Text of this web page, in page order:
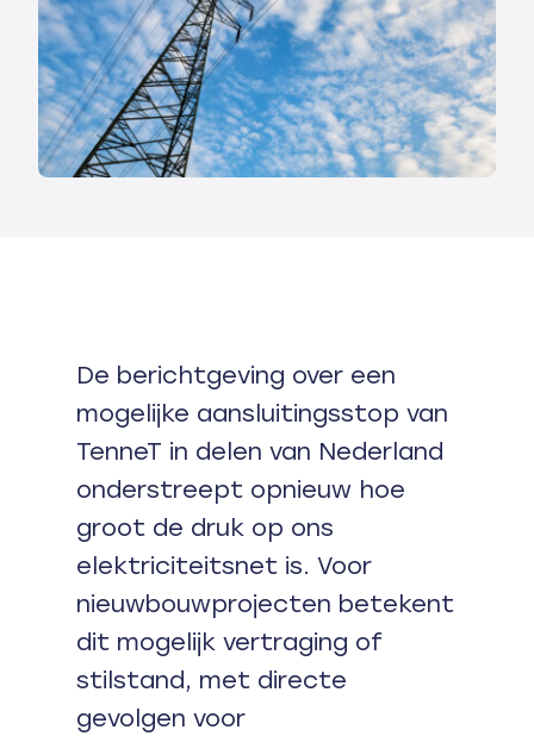
De berichtgeving over een
mogelijke aansluitingsstop van
TenneT in delen van Nederland
onderstreept opnieuw hoe
groot de druk op ons
elektriciteitsnet is. Voor
nieuwbouwprojecten betekent
dit mogelijk vertraging of
stilstand, met directe
gevolgen voor